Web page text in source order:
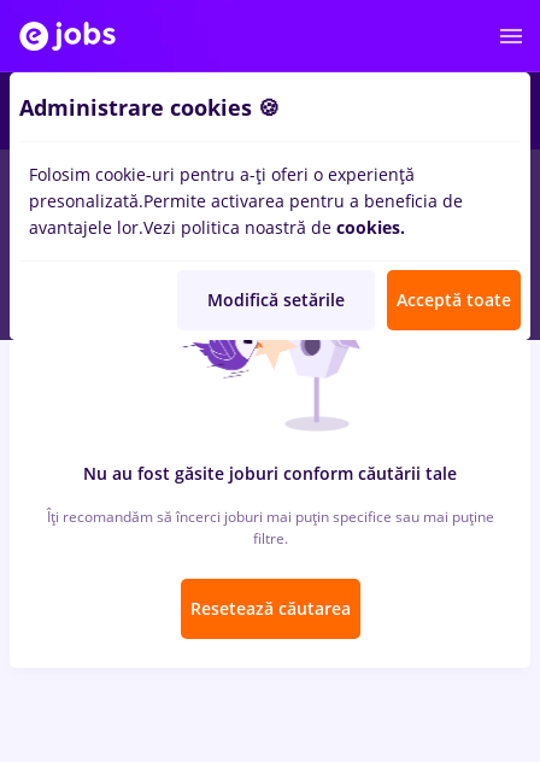
locuri de muncacu salarii takko, Full time inRemote (de
acasa)pentruStudent, Entry-Level (< 2 ani)inBanci
Nu au fost găsite joburi conform căutării tale
Îți recomandăm să încerci joburi mai puțin specifice sau mai puține
filtre.
Resetează căutarea
Administrare cookies 🍪
Folosim cookie-uri pentru a-ți oferi o experiență
presonalizată.Permite activarea pentru a beneficia de
avantajele lor.Vezi politica noastră de cookies.
Modifică setările Acceptă toate